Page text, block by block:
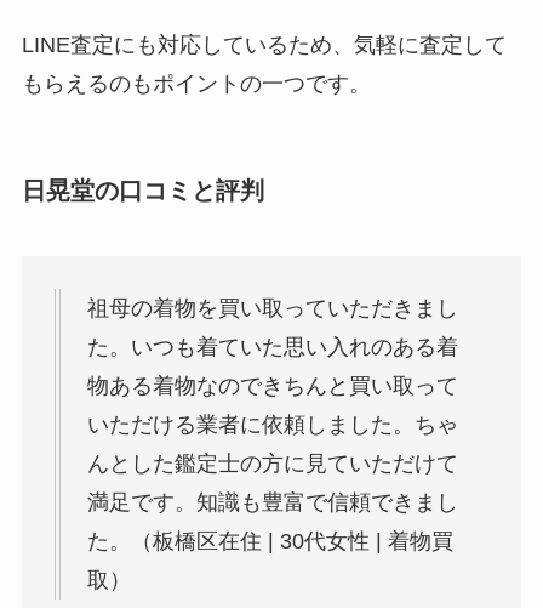
LINE査定にも対応しているため、気軽に査定して
もらえるのもポイントの一つです。
日晃堂の口コミと評判
祖母の着物を買い取っていただきまし
た。いつも着ていた思い入れのある着
物ある着物なのできちんと買い取って
いただける業者に依頼しました。ちゃ
んとした鑑定士の方に見ていただけて
満足です。知識も豊富で信頼できまし
た。（板橋区在住 | 30代女性 | 着物買
取）